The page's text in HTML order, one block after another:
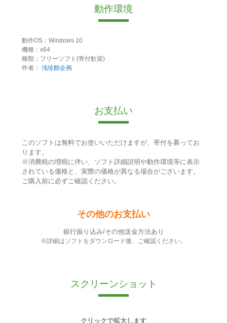
動作環境
動作OS：Windows 10
機種：x64
種類：フリーソフト(寄付歓迎)
作者： 沌珍館企画
お支払い
このソフトは無料でお使いいただけますが、寄付を募ってお
ります。
※消費税の増税に伴い、ソフト詳細説明や動作環境等に表示
されている価格と、実際の価格が異なる場合がございます。
ご購入前に必ずご確認ください。
その他のお支払い
銀行振り込み/その他送金方法あり
※詳細はソフトをダウンロード後、ご確認ください。
スクリーンショット
クリックで拡大します